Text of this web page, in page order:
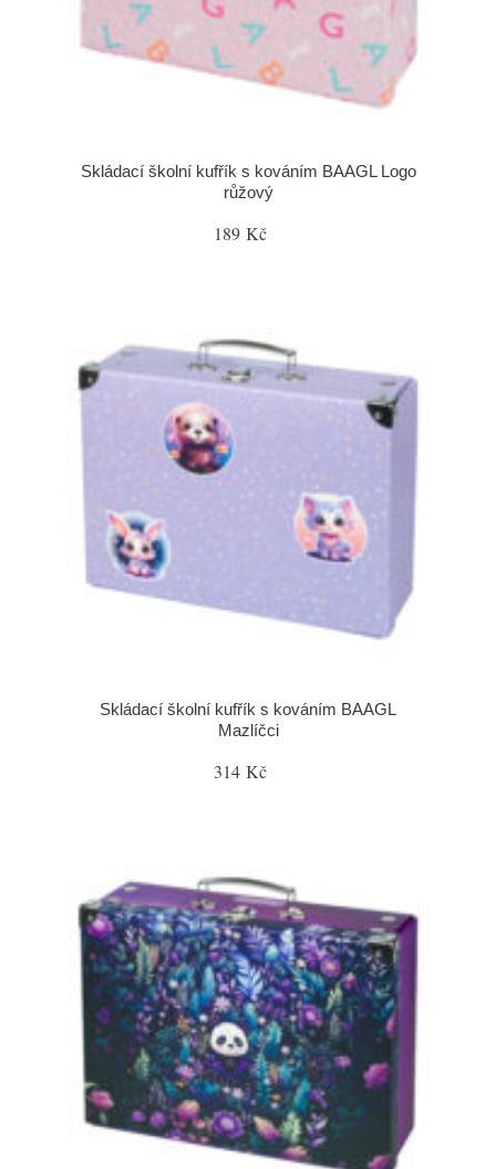
Skládací školní kufřík s kováním BAAGL Logo
růžový
189 Kč
Skládací školní kufřík s kováním BAAGL
Mazlíčci
314 Kč